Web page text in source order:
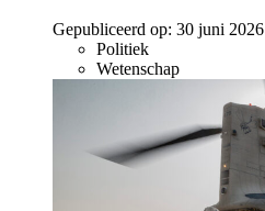
Gepubliceerd op: 30 juni 2026
Politiek
Wetenschap